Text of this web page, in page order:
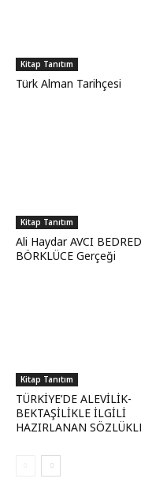
Kitap Tanıtım
Türk Alman Tarihçesi
Kitap Tanıtım
Ali Haydar AVCI
BÖRKLÜCE Gerçeği
Kitap Tanıtım
TÜRKİYE’DE ALEVİLİK-
BEKTAŞİLİKLE İLGİLİ
HAZIRLANAN